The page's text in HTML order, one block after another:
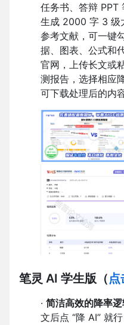
任务书、答辩 PPT
生成 2000 字 3 级
参考文献，可一键
据、图表、公式和
官网，上传长文或
测报告，选择相应
可下载处理后的内容
笔灵 AI 学生版 （点
· 简洁高效的降率
文后点 “降 AI” 就